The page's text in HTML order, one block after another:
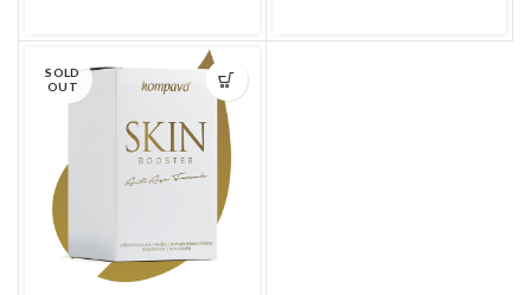
SOLD
OUT